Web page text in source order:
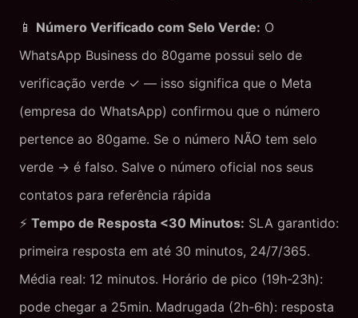
📱 Número Verificado com Selo Verde: O
WhatsApp Business do 80game possui selo de
verificação verde ✓ — isso significa que o Meta
(empresa do WhatsApp) confirmou que o número
pertence ao 80game. Se o número NÃO tem selo
verde → é falso. Salve o número oficial nos seus
contatos para referência rápida
⚡ Tempo de Resposta <30 Minutos: SLA garantido:
primeira resposta em até 30 minutos, 24/7/365.
Média real: 12 minutos. Horário de pico (19h-23h):
pode chegar a 25min. Madrugada (2h-6h): resposta